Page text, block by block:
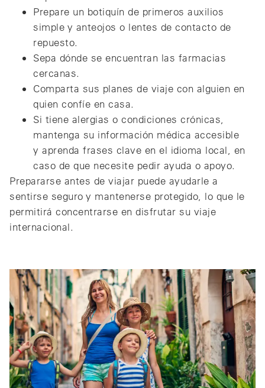
Prepare un botiquín de primeros auxilios
simple y anteojos o lentes de contacto de
repuesto.
Sepa dónde se encuentran las farmacias
cercanas.
Comparta sus planes de viaje con alguien en
quien confíe en casa.
Si tiene alergias o condiciones crónicas,
mantenga su información médica accesible
y aprenda frases clave en el idioma local, en
caso de que necesite pedir ayuda o apoyo.
Prepararse antes de viajar puede ayudarle a
sentirse seguro y mantenerse protegido, lo que le
permitirá concentrarse en disfrutar su viaje
internacional.